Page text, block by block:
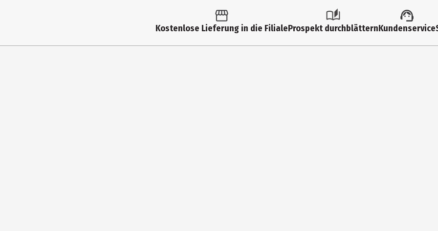
Sonstiges Spielzeug
1 Jahre
Kostenlose Lieferung in die FilialeProspekt durchblätternKundenservice